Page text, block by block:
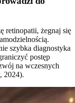
retinopatii, żegnaj się
szybka diagnostyka
postęp
na wczesnych
, 2024).